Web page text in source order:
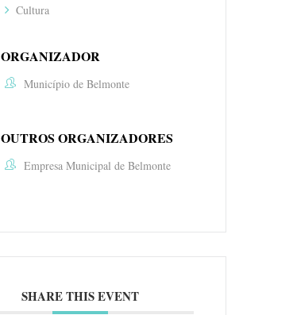
Cultura
ORGANIZADOR
Município de Belmonte
OUTROS ORGANIZADORES
Empresa Municipal de Belmonte
SHARE THIS EVENT